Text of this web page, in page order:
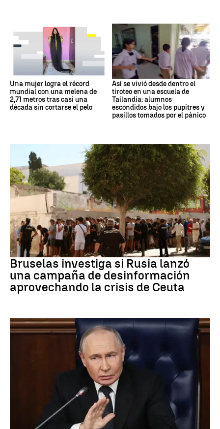
Una mujer logra el récord
mundial con una melena de
2,71 metros tras casi una
década sin cortarse el pelo
Así se vivió desde dentro el
tiroteo en una escuela de
Tailandia: alumnos
escondidos bajo los pupitres y
pasillos tomados por el pánico
Desinformación rusa
Bruselas investiga si Rusia lanzó
una campaña de desinformación
aprovechando la crisis de Ceuta